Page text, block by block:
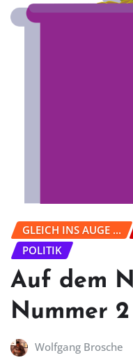
GLEICH INS AUGE ...
POLITIK
Auf dem
Nummer 2
Wolfgang Brosche